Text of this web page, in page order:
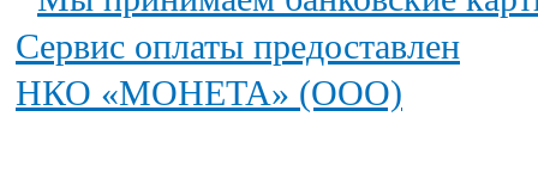
Сервис оплаты предоставлен
НКО «МОНЕТА» (ООО)